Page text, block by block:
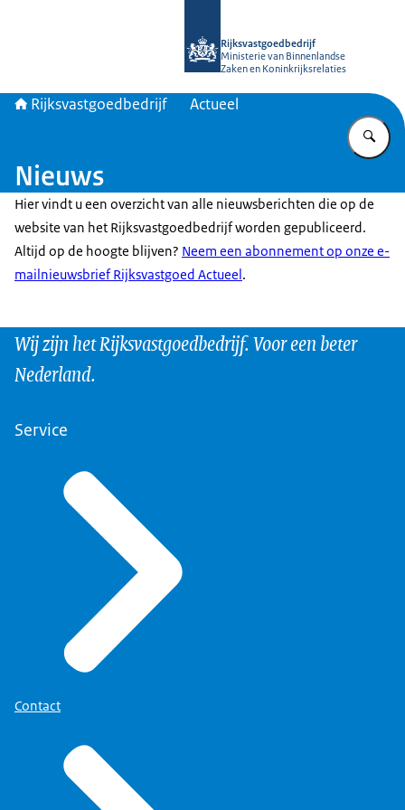
Rijksvastgoedbedrijf
Ministerie van Binnenlandse
Zaken en Koninkrijksrelaties
Rijksvastgoedbedrijf Actueel
Nieuws
Hier vindt u een overzicht van alle nieuwsberichten die op de
website van het Rijksvastgoedbedrijf worden gepubliceerd.
Altijd op de hoogte blijven? Neem een abonnement op onze e-
mailnieuwsbrief Rijksvastgoed Actueel.
Wij zijn het Rijksvastgoedbedrijf. Voor een beter
Nederland.
Service
Contact